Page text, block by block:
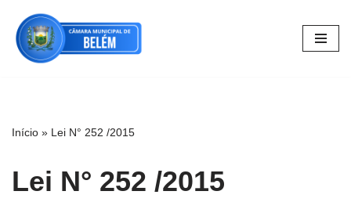
Pular
para
Início » Lei N° 252 /2015
Lei N° 252 /2015